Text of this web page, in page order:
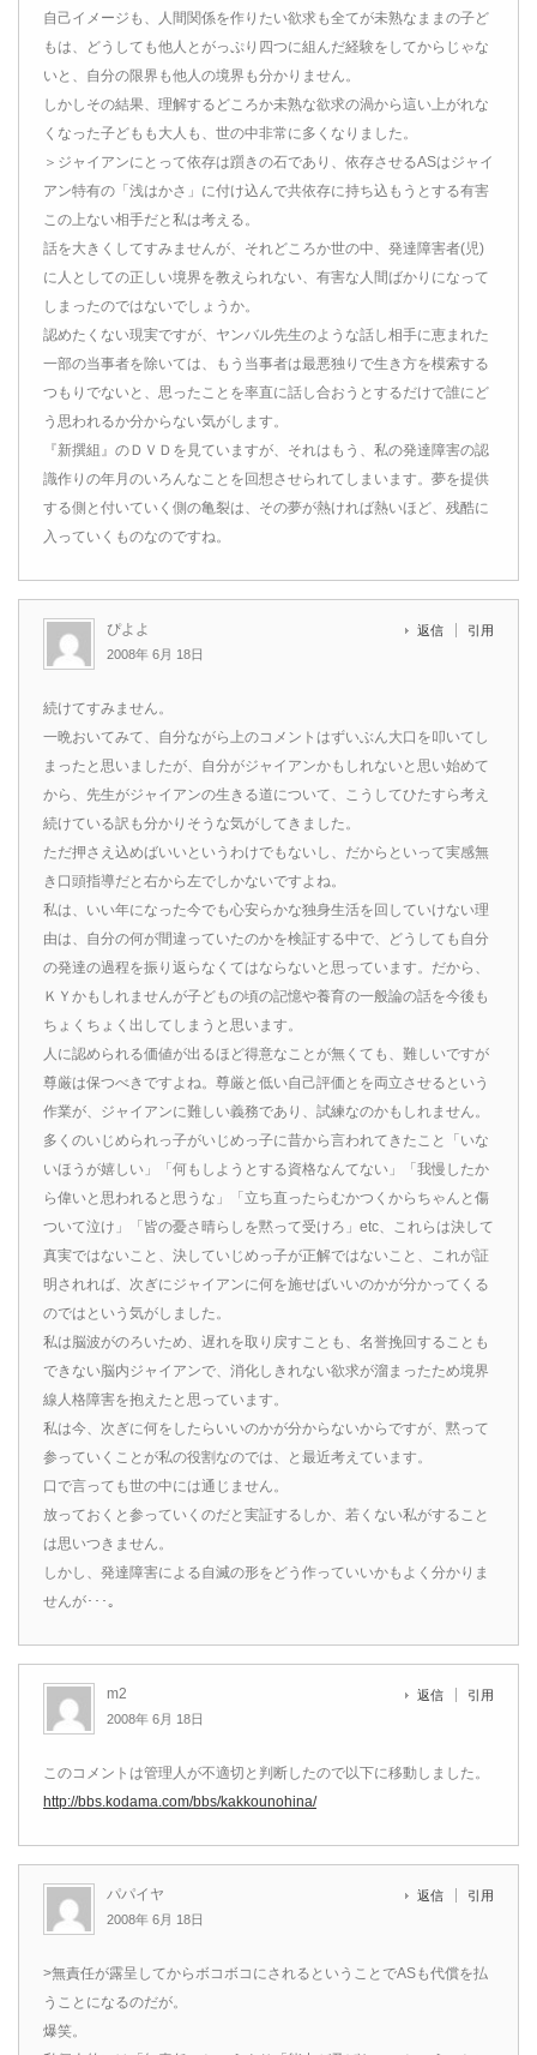
自己イメージも、人間関係を作りたい欲求も全てが未熟なままの子ど
もは、どうしても他人とがっぷり四つに組んだ経験をしてからじゃな
いと、自分の限界も他人の境界も分かりません。
しかしその結果、理解するどころか未熟な欲求の渦から這い上がれな
くなった子どもも大人も、世の中非常に多くなりました。
＞ジャイアンにとって依存は躓きの石であり、依存させるASはジャイ
アン特有の「浅はかさ」に付け込んで共依存に持ち込もうとする有害
この上ない相手だと私は考える。
話を大きくしてすみませんが、それどころか世の中、発達障害者(児)
に人としての正しい境界を教えられない、有害な人間ばかりになって
しまったのではないでしょうか。
認めたくない現実ですが、ヤンバル先生のような話し相手に恵まれた
一部の当事者を除いては、もう当事者は最悪独りで生き方を模索する
つもりでないと、思ったことを率直に話し合おうとするだけで誰にど
う思われるか分からない気がします。
『新撰組』のＤＶＤを見ていますが、それはもう、私の発達障害の認
識作りの年月のいろんなことを回想させられてしまいます。夢を提供
する側と付いていく側の亀裂は、その夢が熱ければ熱いほど、残酷に
入っていくものなのですね。
ぴよよ
2008年 6月 18日
返信 引用
続けてすみません。
一晩おいてみて、自分ながら上のコメントはずいぶん大口を叩いてし
まったと思いましたが、自分がジャイアンかもしれないと思い始めて
から、先生がジャイアンの生きる道について、こうしてひたすら考え
続けている訳も分かりそうな気がしてきました。
ただ押さえ込めばいいというわけでもないし、だからといって実感無
き口頭指導だと右から左でしかないですよね。
私は、いい年になった今でも心安らかな独身生活を回していけない理
由は、自分の何が間違っていたのかを検証する中で、どうしても自分
の発達の過程を振り返らなくてはならないと思っています。だから、
ＫＹかもしれませんが子どもの頃の記憶や養育の一般論の話を今後も
ちょくちょく出してしまうと思います。
人に認められる価値が出るほど得意なことが無くても、難しいですが
尊厳は保つべきですよね。尊厳と低い自己評価とを両立させるという
作業が、ジャイアンに難しい義務であり、試練なのかもしれません。
多くのいじめられっ子がいじめっ子に昔から言われてきたこと「いな
いほうが嬉しい」「何もしようとする資格なんてない」「我慢したか
ら偉いと思われると思うな」「立ち直ったらむかつくからちゃんと傷
ついて泣け」「皆の憂さ晴らしを黙って受けろ」etc、これらは決して
真実ではないこと、決していじめっ子が正解ではないこと、これが証
明されれば、次ぎにジャイアンに何を施せばいいのかが分かってくる
のではという気がしました。
私は脳波がのろいため、遅れを取り戻すことも、名誉挽回することも
できない脳内ジャイアンで、消化しきれない欲求が溜まったため境界
線人格障害を抱えたと思っています。
私は今、次ぎに何をしたらいいのかが分からないからですが、黙って
参っていくことが私の役割なのでは、と最近考えています。
口で言っても世の中には通じません。
放っておくと参っていくのだと実証するしか、若くない私がすること
は思いつきません。
しかし、発達障害による自滅の形をどう作っていいかもよく分かりま
せんが･･･｡
m2
2008年 6月 18日
返信 引用
このコメントは管理人が不適切と判断したので以下に移動しました。
http://bbs.kodama.com/bbs/kakkounohina/
パパイヤ
2008年 6月 18日
返信 引用
>無責任が露呈してからボコボコにされるということでASも代償を払
うことになるのだが。
爆笑。